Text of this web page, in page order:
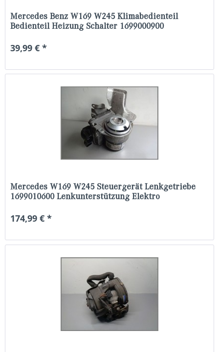
Mercedes Benz W169 W245 Klimabedienteil
Bedienteil Heizung Schalter 1699000900
39,99 € *
Mercedes W169 W245 Steuergerät Lenkgetriebe
1699010600 Lenkunterstützung Elektro
174,99 € *